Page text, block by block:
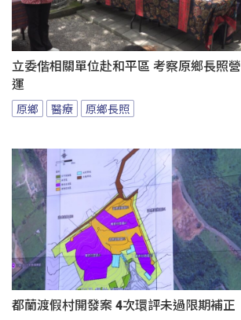
立委偕相關單位赴和平區 考察原鄉長照營
運
原鄉 醫療 原鄉長照
都蘭渡假村開發案 4次環評未過限期補正